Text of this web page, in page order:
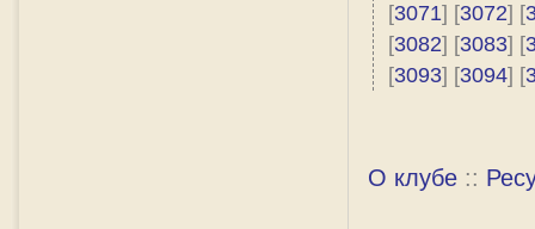
[3071] [3072] [
[3082] [3083] [
[3093] [3094] [
О клубе ::